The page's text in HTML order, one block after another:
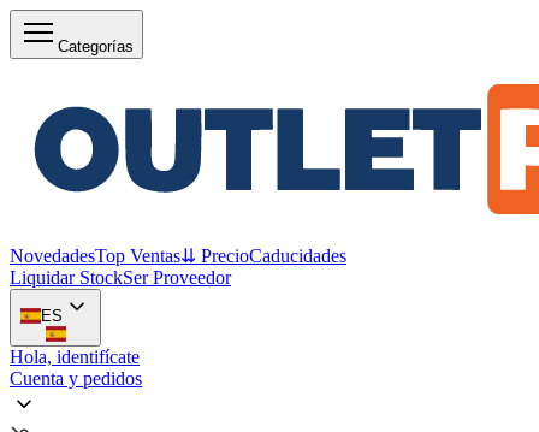
Categorías
NovedadesTop Ventas⇊ PrecioCaducidades
Liquidar StockSer Proveedor
ES
Hola, identifícate
Cuenta y pedidos